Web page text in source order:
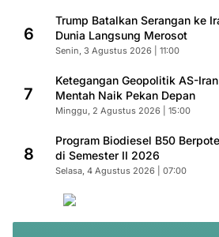
6
Trump Batalkan Serangan ke
Dunia Langsung Merosot
Senin, 3 Agustus 2026 | 11:00
7
Ketegangan Geopolitik AS-
Mentah Naik Pekan Depan
Minggu, 2 Agustus 2026 | 15:00
8
Program Biodiesel B50
di Semester II 2026
Selasa, 4 Agustus 2026 | 07:00